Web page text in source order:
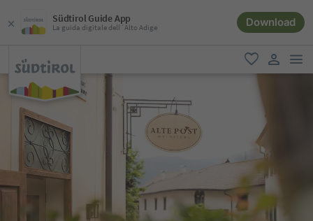
Südtirol Guide App
La guida digitale dell´Alto Adige Download
favoriti
user link